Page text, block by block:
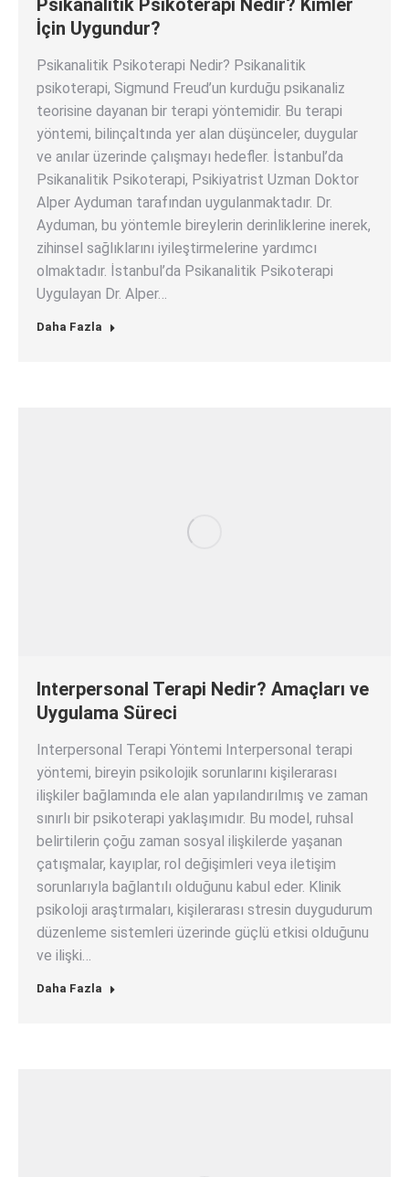
Psikanalitik Psikoterapi Nedir? Kimler
İçin Uygundur?
Psikanalitik Psikoterapi Nedir? Psikanalitik
psikoterapi, Sigmund Freud’un kurduğu psikanaliz
teorisine dayanan bir terapi yöntemidir. Bu terapi
yöntemi, bilinçaltında yer alan düşünceler, duygular
ve anılar üzerinde çalışmayı hedefler. İstanbul’da
Psikanalitik Psikoterapi, Psikiyatrist Uzman Doktor
Alper Ayduman tarafından uygulanmaktadır. Dr.
Ayduman, bu yöntemle bireylerin derinliklerine inerek,
zihinsel sağlıklarını iyileştirmelerine yardımcı
olmaktadır. İstanbul’da Psikanalitik Psikoterapi
Uygulayan Dr. Alper…
Daha Fazla
Interpersonal Terapi Nedir? Amaçları ve
Uygulama Süreci
Interpersonal Terapi Yöntemi Interpersonal terapi
yöntemi, bireyin psikolojik sorunlarını kişilerarası
ilişkiler bağlamında ele alan yapılandırılmış ve zaman
sınırlı bir psikoterapi yaklaşımıdır. Bu model, ruhsal
belirtilerin çoğu zaman sosyal ilişkilerde yaşanan
çatışmalar, kayıplar, rol değişimleri veya iletişim
sorunlarıyla bağlantılı olduğunu kabul eder. Klinik
psikoloji araştırmaları, kişilerarası stresin duygudurum
düzenleme sistemleri üzerinde güçlü etkisi olduğunu
ve ilişki…
Daha Fazla